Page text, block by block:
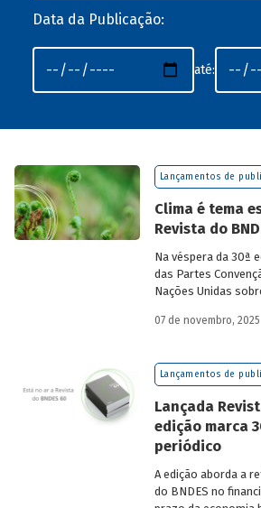
Data da Publicação:
até:
Lançamentos de
Clima é tema
Revista do
Na véspera da 30ª
das Partes
Nações Unidas
edição 61 da Revista
07 de novembro, 2025
Lançamentos de
Lançada
edição marca
periódico
A edição aborda a
do BNDES no